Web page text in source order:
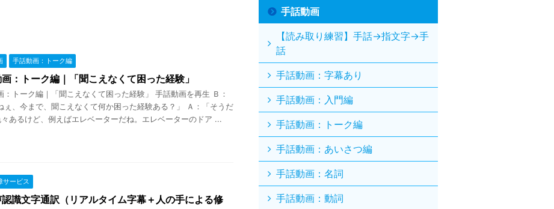
手話動画：トーク編
：トーク編｜「聞こえなくて困った経験」
：トーク編｜「聞こえなくて困った経験」 手話動画を再生 Ｂ：
ぇ、今まで、聞こえなくて何か困った経験ある？」 Ａ：「そうだ
々あるけど、例えばエレベーターだね。エレベーターのドア ...
サービス
認識文字通訳（リアルタイム字幕＋人の手による修
手話動画
【読み取り練習】手話→指文字→手
話
手話動画：字幕あり
手話動画：入門編
手話動画：トーク編
手話動画：あいさつ編
手話動画：名詞
手話動画：動詞